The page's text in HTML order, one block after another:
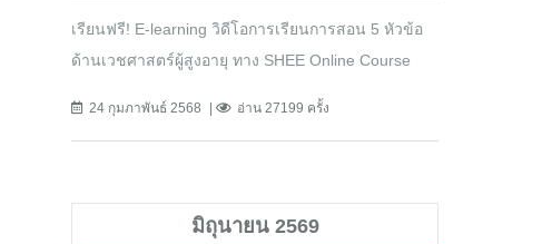
เรียนฟรี! E-learning วิดีโอการเรียนการสอน 5 หัวข้อ
ด้านเวชศาสตร์ผู้สูงอายุ ทาง SHEE Online Course
24 กุมภาพันธ์ 2568 อ่าน 27199 ครั้ง
มิถุนายน 2569